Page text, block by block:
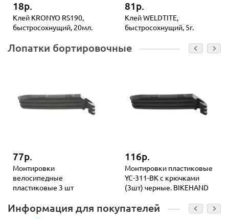
18р.
Клей KRONYO RS190,
быстросохнущий, 20мл.
81р.
Клей WELDTITE,
быстросохнущий, 5г.
Лопатки бортировочные
77р.
Монтировки
велосипедные
пластиковые 3 шт
116р.
Монтировки пластиковые
YC-311-BK с крючками
(3шт) черные. BIKEHAND
Информация для покупателей